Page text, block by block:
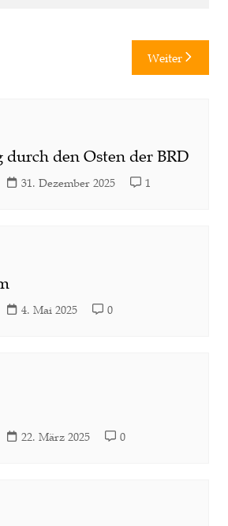
Weiter
den Osten der BRD
31. Dezember 2025 1
4. Mai 2025 0
22. März 2025 0